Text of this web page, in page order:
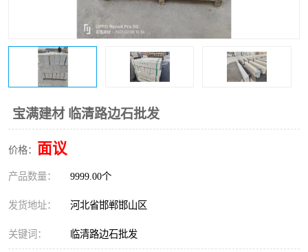
宝满建材 临清路边石批发
价格： 面议
产品数量： 9999.00个
发货地址： 河北省邯郸邯山区
关键词： 临清路边石批发